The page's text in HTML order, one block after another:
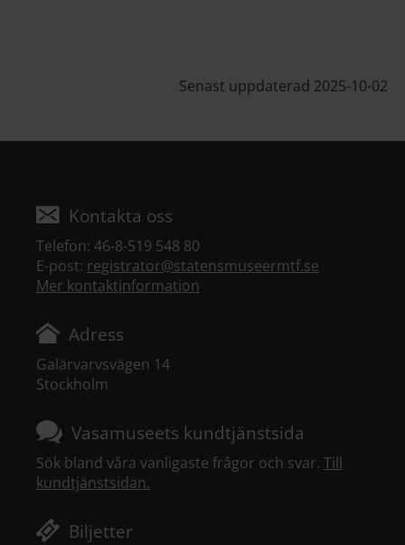
Senast uppdaterad 2025-10-02
Kontakta oss
Telefon: 46-8-519 548 80
E-post: registrator@statensmuseermtf.se
Mer kontaktinformation
Adress
Galärvarvsvägen 14
Stockholm
Vasamuseets kundtjänstsida
Sök bland våra vanligaste frågor och svar. Till
kundtjänstsidan.
Biljetter